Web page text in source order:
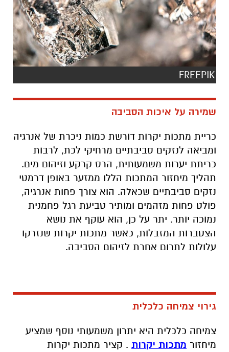
FREEPIK
שמירה על איכות הסביבה
כריית מתכות יקרות דורשת כמות ניכרת של אנרגיה
ומביאה לנזקים סביבתיים מרחיקי לכת, לרבות
כריתת יערות משמעותית, הרס קרקע וזיהום מים.
תהליך מיחזור המתכות הללו ממזער באופן דרמטי
נזקים סביבתיים שכאלה. הוא צורך פחות אנרגיה,
פולט פחות מזהמים ומותיר טביעת רגל פחמנית
נמוכה יותר. יתר על כן, הוא עוקף את נושא
הצטברות המזבלות, כאשר מתכות יקרות שנזרקו
עלולות לתרום אחרת לזיהום הסביבה.
גירוי צמיחה כלכלית
צמיחה כלכלית היא יתרון משמעותי נוסף שמציע
מיחזור מתכות יקרות . קציר מתכות יקרות